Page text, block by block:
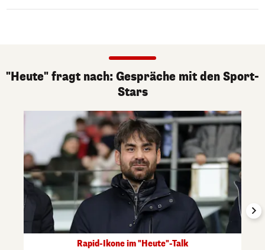
"Heute" fragt nach: Gespräche mit den Sport-
Stars
Rapid-Ikone im "Heute"-Talk